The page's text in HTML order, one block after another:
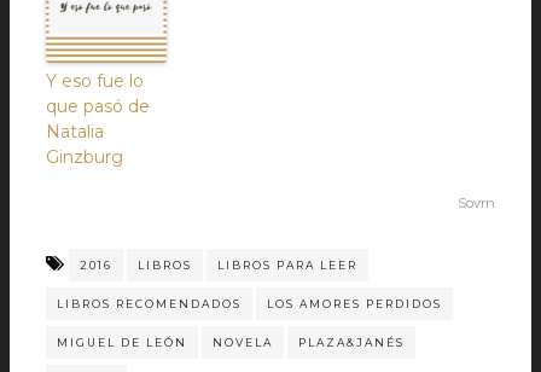
Y eso fue lo
que pasó de
Natalia
Ginzburg
Sovrn
2016 LIBROS LIBROS PARA LEER
LIBROS RECOMENDADOS LOS AMORES PERDIDOS
MIGUEL DE LEÓN NOVELA PLAZA&JANÉS